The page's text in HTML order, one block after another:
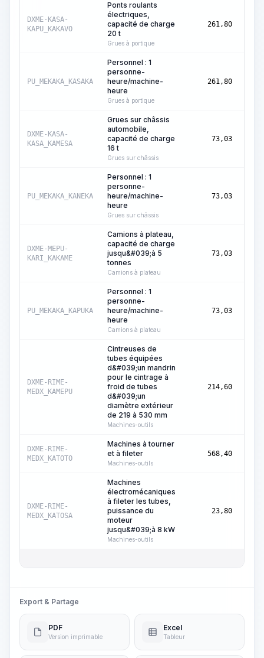
DXME-KASA-
KAPU_KAKAVO
Ponts roulants
électriques,
capacité de charge
20 t
Grues à portique
261,80
PU_MEKAKA_KASAKA
Personnel : 1
personne-
heure/machine-
heure
Grues à portique
261,80
DXME-KASA-
KASA_KAMESA
Grues sur châssis
automobile,
capacité de charge
16 t
Grues sur châssis
73,03
PU_MEKAKA_KANEKA
Personnel : 1
personne-
heure/machine-
heure
Grues sur châssis
73,03
DXME-MEPU-
KARI_KAKAME
Camions à plateau,
capacité de charge
jusqu&#039;à 5
tonnes
Camions à plateau
73,03
PU_MEKAKA_KAPUKA
Personnel : 1
personne-
heure/machine-
heure
Camions à plateau
73,03
DXME-RIME-
MEDX_KAMEPU
Cintreuses de
tubes équipées
d&#039;un mandrin
pour le cintrage à
froid de tubes
d&#039;un
diamètre extérieur
de 219 à 530 mm
Machines-outils
214,60
DXME-RIME-
MEDX_KATOTO
Machines à tourner
et à fileter
Machines-outils
568,40
DXME-RIME-
MEDX_KATOSA
Machines
électromécaniques
à fileter les tubes,
puissance du
moteur
jusqu&#039;à 8 kW
Machines-outils
23,80
Export & Partage
PDF
Version imprimable
Excel
Tableur